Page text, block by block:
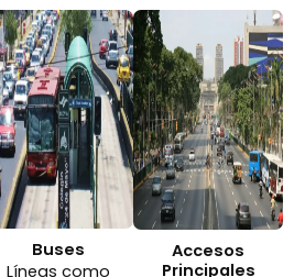
Buses
Líneas como
Accesos
Principales